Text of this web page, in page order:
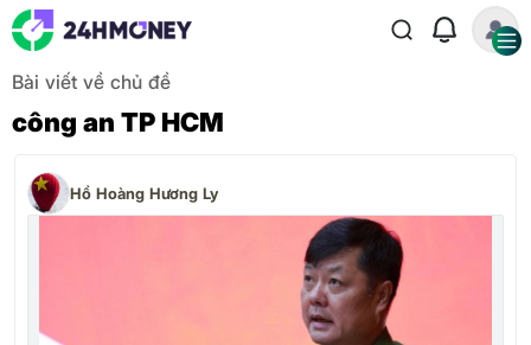
Bài viết về chủ đề
công an TP HCM
Hồ Hoàng Hương Ly